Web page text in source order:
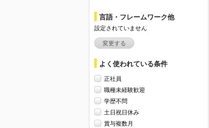
言語・フレームワーク他
設定されていません
変更する
よく使われている条件
正社員
職種未経験歓迎
学歴不問
土日祝日休み
賞与複数月